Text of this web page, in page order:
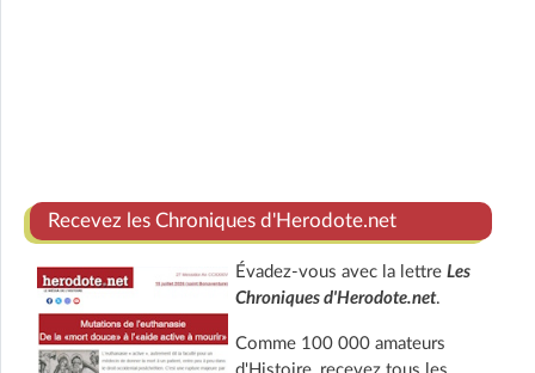
Recevez les Chroniques d'Herodote.net
Évadez-vous avec la lettre Les
Chroniques d'Herodote.net.
Comme 100 000 amateurs